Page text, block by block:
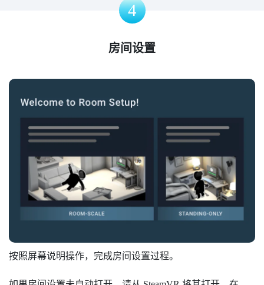
4
房间设置
按照屏幕说明操作，完成房间设置过程。